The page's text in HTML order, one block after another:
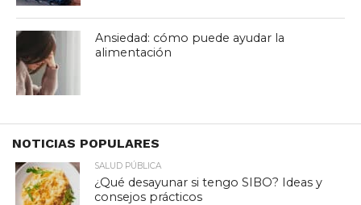
Ansiedad: cómo puede ayudar la
alimentación
NOTICIAS POPULARES
SALUD PÚBLICA
¿Qué desayunar si tengo SIBO? Ideas y
consejos prácticos